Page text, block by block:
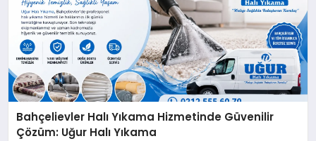
Bahçelievler Halı Yıkama Hizmetinde Güvenilir
Çözüm: Uğur Halı Yıkama